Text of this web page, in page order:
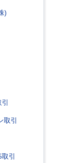
)
引
引